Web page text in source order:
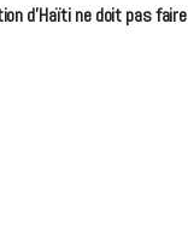
d’Haïti ne doit pas faire